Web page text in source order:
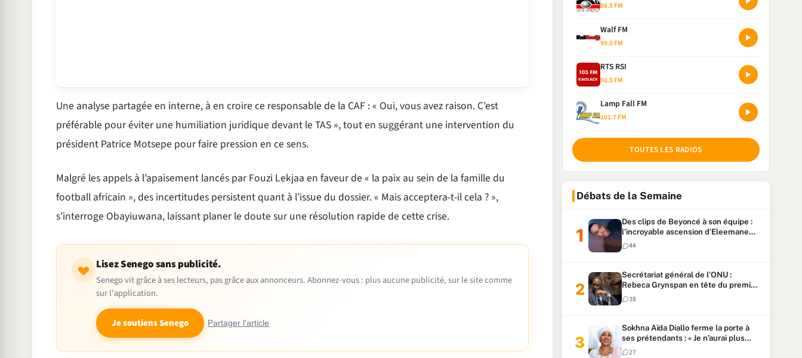
Une analyse partagée en interne, à en croire ce responsable de la CAF : « Oui, vous avez raison. C’est
préférable pour éviter une humiliation juridique devant le TAS », tout en suggérant une intervention du
président Patrice Motsepe pour faire pression en ce sens.
Malgré les appels à l’apaisement lancés par Fouzi Lekjaa en faveur de « la paix au sein de la famille du
football africain », des incertitudes persistent quant à l’issue du dossier. « Mais acceptera-t-il cela ? »,
s’interroge Obayiuwana, laissant planer le doute sur une résolution rapide de cette crise.
Lisez Senego sans publicité.
Senego vit grâce à ses lecteurs, pas grâce aux annonceurs. Abonnez-vous : plus aucune publicité, sur le site comme
sur l'application.
Je soutiens Senego Partager l'article
98.5 FM
Walf FM
99.0 FM
RTS RSI
92.5 FM
Lamp Fall FM
101.7 FM
TOUTES LES RADIOS
Débats de la Semaine
Des clips de Beyoncé à son équipe :
l’incroyable ascension d’Eleemane
HK44
Secrétariat général de l’ONU :
Rebeca Grynspan en tête du premier
vote, Macky Sall pointe à la 5ᵉ place
38
Sokhna Aïda Diallo ferme la porte à
ses prétendants : « Je n’aurai plus
jamais un autre mari »
27